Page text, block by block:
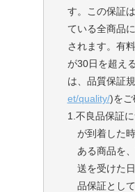
す。この保証
ている全商品
されます。有
が30日を超え
は、品質保証
et/quality/)をご
1.不良品保証
が到着した
ある商品を
送を受けた
品保証とし